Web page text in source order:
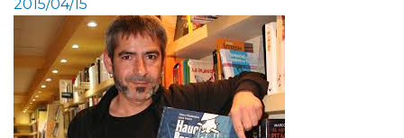
2015/04/15